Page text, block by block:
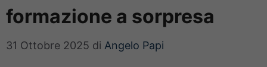
formazione a sorpresa
31 Ottobre 2025 di Angelo Papi